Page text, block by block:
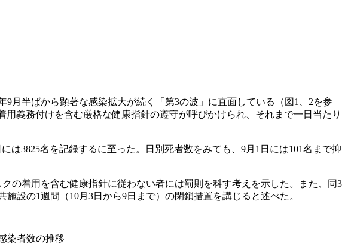
月半ばから顕著な感染拡大が続く「第3の波」に直面している（図1、2を参
義務付けを含む厳格な健康指針の遵守が呼びかけられ、それまで一日当たり
3825名を記録するに至った。日別死者数をみても、9月1日には101名まで抑
の着用を含む健康指針に従わない者には罰則を科す考えを示した。また、同3
設の1週間（10月3日から9日まで）の閉鎖措置を講じると述べた。
染者数の推移